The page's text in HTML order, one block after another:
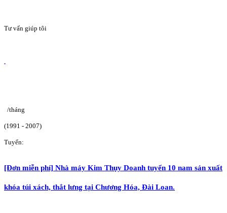
Tư vấn giúp tôi
/tháng
(1991 - 2007)
Tuyển:
[Đơn miễn phí] Nhà máy Kim Thụy Doanh tuyển 10 nam sản xuất
khóa túi xách, thắt lưng tại Chương Hóa, Đài Loan.